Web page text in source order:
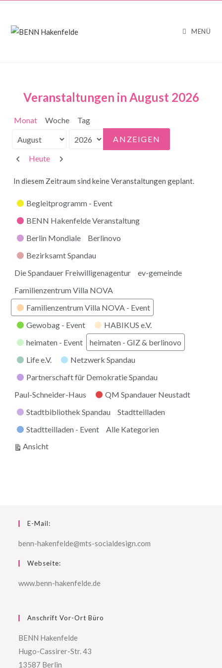
MENÜ
Veranstaltungen in August 2026
Monat Woche Tag
Monat
Jahr
Zurück
Heute Weiter
In diesem Zeitraum sind keine Veranstaltungen geplant.
Kategorien
Begleitprogramm - Event
BENN Hakenfelde Veranstaltung
Berlin Mondiale
Berlinovo
Bezirksamt Spandau
Die Spandauer Freiwilligenagentur
ev-gemeinde
Familienzentrum Villa NOVA
Familienzentrum Villa NOVA - Event
Gewobag - Event
HABIKUS e.V.
heimaten - Event
heimaten - GIZ & berlinovo
Life e.V.
Netzwerk Spandau
Partnerschaft für Demokratie Spandau
Paul-Schneider-Haus
QM Spandauer Neustadt
Stadtbibliothek Spandau
Stadtteilladen
Stadtteilladen - Event
Alle Kategorien
Ansichtausdrucken
E-Mail:
benn-hakenfelde@mts-socialdesign.com
Webseite:
www.benn-hakenfelde.de
Anschrift Vor-Ort Büro
BENN Hakenfelde
Hugo-Cassirer-Str. 43
13587 Berlin